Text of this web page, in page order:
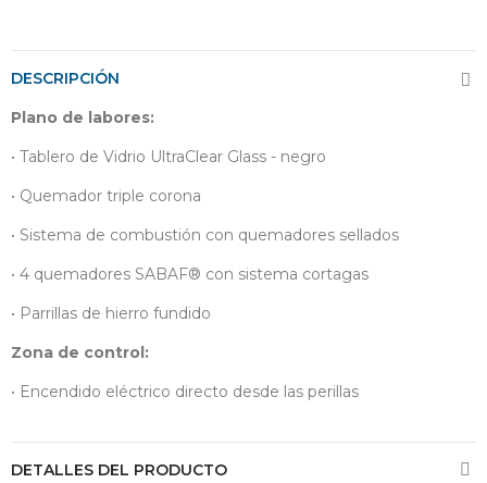
DESCRIPCIÓN
Plano de labores:
• Tablero de Vidrio UltraClear Glass - negro
• Quemador triple corona
• Sistema de combustión con quemadores sellados
• 4 quemadores SABAF® con sistema cortagas
• Parrillas de hierro fundido
Zona de control:
• Encendido eléctrico directo desde las perillas
DETALLES DEL PRODUCTO